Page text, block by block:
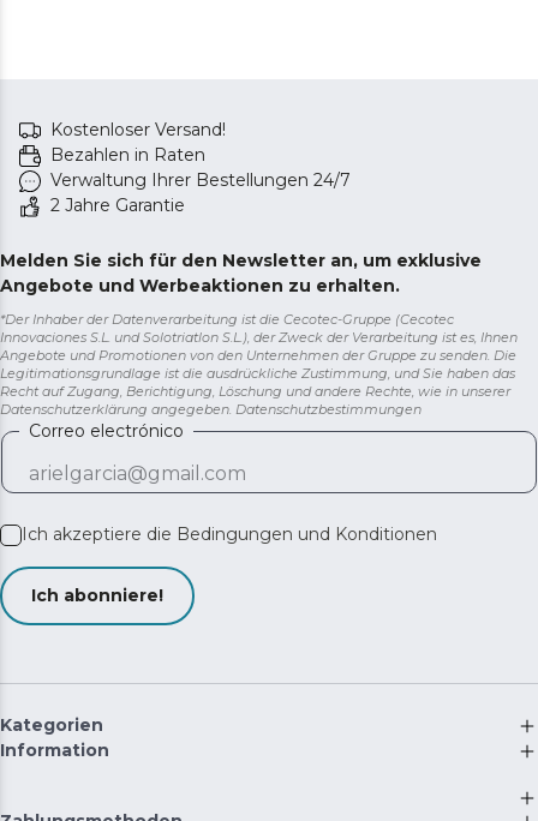
Kostenloser Versand!
Bezahlen in Raten
Verwaltung Ihrer Bestellungen 24/7
2 Jahre Garantie
Melden Sie sich für den Newsletter an, um exklusive
Angebote und Werbeaktionen zu erhalten.
*Der Inhaber der Datenverarbeitung ist die Cecotec-Gruppe (Cecotec
Innovaciones S.L. und Solotriatlon S.L.), der Zweck der Verarbeitung ist es, Ihnen
Angebote und Promotionen von den Unternehmen der Gruppe zu senden. Die
Legitimationsgrundlage ist die ausdrückliche Zustimmung, und Sie haben das
Recht auf Zugang, Berichtigung, Löschung und andere Rechte, wie in unserer
Datenschutzerklärung angegeben. Datenschutzbestimmungen
Correo electrónico
Ich akzeptiere die Bedingungen und Konditionen
Ich abonniere!
Kategorien
Information